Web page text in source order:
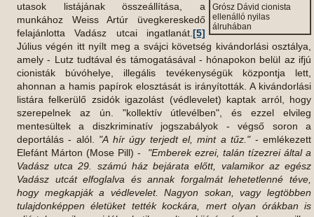
Grósz Dávid cionista
ellenálló nyilas
álruhában
utasok listájának összeállítása, a
munkához Weiss Artúr üvegkereskedő
felajánlotta Vadász utcai ingatlanát. [5]
Július végén itt nyílt meg a svájci követség kivándorlási osztálya,
amely - Lutz tudtával és támogatásával - hónapokon belül az ifjú
cionisták búvóhelye, illegális tevékenységük központja lett,
ahonnan a hamis papírok elosztását is irányították. A kivándorlási
listára felkerülő zsidók igazolást (védlevelet) kaptak arról, hogy
szerepelnek az ún. "kollektív útlevélben", és ezzel elvileg
mentesültek a diszkriminatív jogszabályok - végső soron a
deportálás - alól. "A hír úgy terjedt el, mint a tűz."- emlékezett
Elefánt Márton (Mose Pill) - "Emberek ezrei, talán tízezrei által a
Vadász utca 29. számú ház bejárata előtt, valamikor az egész
Vadász utcát elfoglalva és annak forgalmát lehetetlenné téve,
hogy megkapják a védlevelet. Nagyon sokan, vagy legtöbben
tulajdonképpen életüket tették kockára, mert olyan órákban is